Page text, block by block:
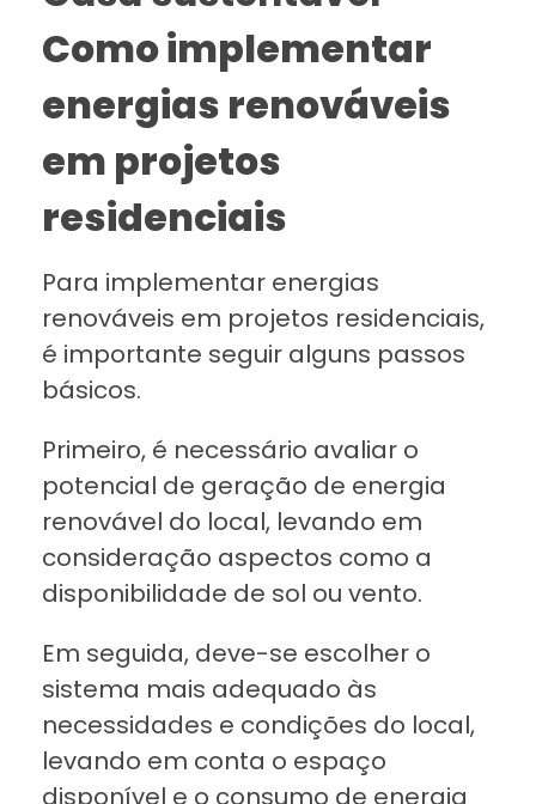
Como implementar
energias renováveis
em projetos
residenciais
Para implementar energias
renováveis em projetos residenciais,
é importante seguir alguns passos
básicos.
Primeiro, é necessário avaliar o
potencial de geração de energia
renovável do local, levando em
consideração aspectos como a
disponibilidade de sol ou vento.
Em seguida, deve-se escolher o
sistema mais adequado às
necessidades e condições do local,
levando em conta o espaço